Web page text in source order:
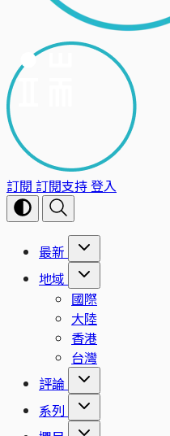
訂閱 訂閱支持登入
最新
地域
國際
大陸
香港
台灣
評論
系列